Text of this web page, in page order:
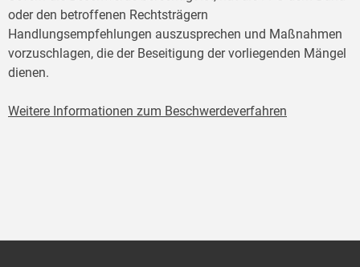
oder den betroffenen Rechtsträgern
Handlungsempfehlungen auszusprechen und Maßnahmen
vorzuschlagen, die der Beseitigung der vorliegenden Mängel
dienen.
Weitere Informationen zum Beschwerdeverfahren